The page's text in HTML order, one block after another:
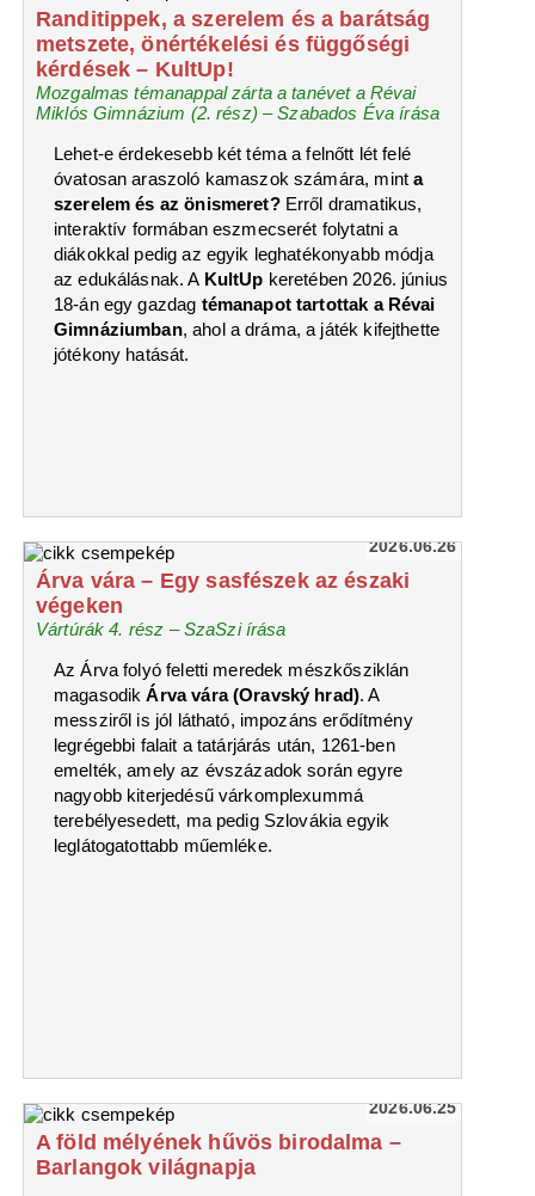
Randitippek, a szerelem és a barátság
metszete, önértékelési és függőségi
kérdések – KultUp!
Mozgalmas témanappal zárta a tanévet a Révai
Miklós Gimnázium (2. rész) – Szabados Éva írása
Lehet-e érdekesebb két téma a felnőtt lét felé
óvatosan araszoló kamaszok számára, minta
szerelem és az önismeret?Erről dramatikus,
interaktív formában eszmecserét folytatni a
diákokkal pedig az egyik leghatékonyabb módja
az edukálásnak. A KultUp keretében 2026. június
18-án egy gazdag témanapot tartottak a Révai
Gimnáziumban, ahol a dráma, a játék kifejthette
jótékony hatását.
2026.06.26
Árva vára – Egy sasfészek az északi
végeken
Vártúrák 4. rész – SzaSzi írása
Az Árva folyó feletti meredek mészkősziklán
magasodikÁrva vára (Oravský hrad). A
messziről is jól látható, impozáns erődítmény
legrégebbi falait a tatárjárás után, 1261-ben
emelték, amely az évszázadok során egyre
nagyobb kiterjedésű várkomplexummá
terebélyesedett, ma pedig Szlovákia egyik
leglátogatottabb műemléke.
2026.06.25
A föld mélyének hűvös birodalma –
Barlangok világnapja